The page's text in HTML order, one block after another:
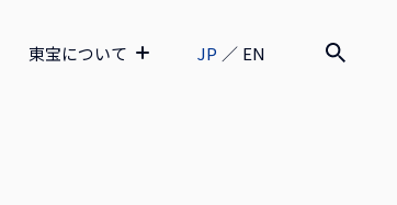
東宝について JP ／ EN